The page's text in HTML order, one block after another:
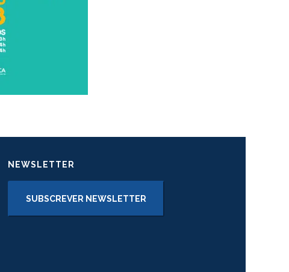
NEWSLETTER
SUBSCREVER NEWSLETTER